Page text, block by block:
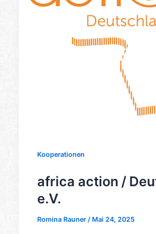
Kooperationen
africa action /
e.V.
Romina Rauner/ Mai 24, 2025